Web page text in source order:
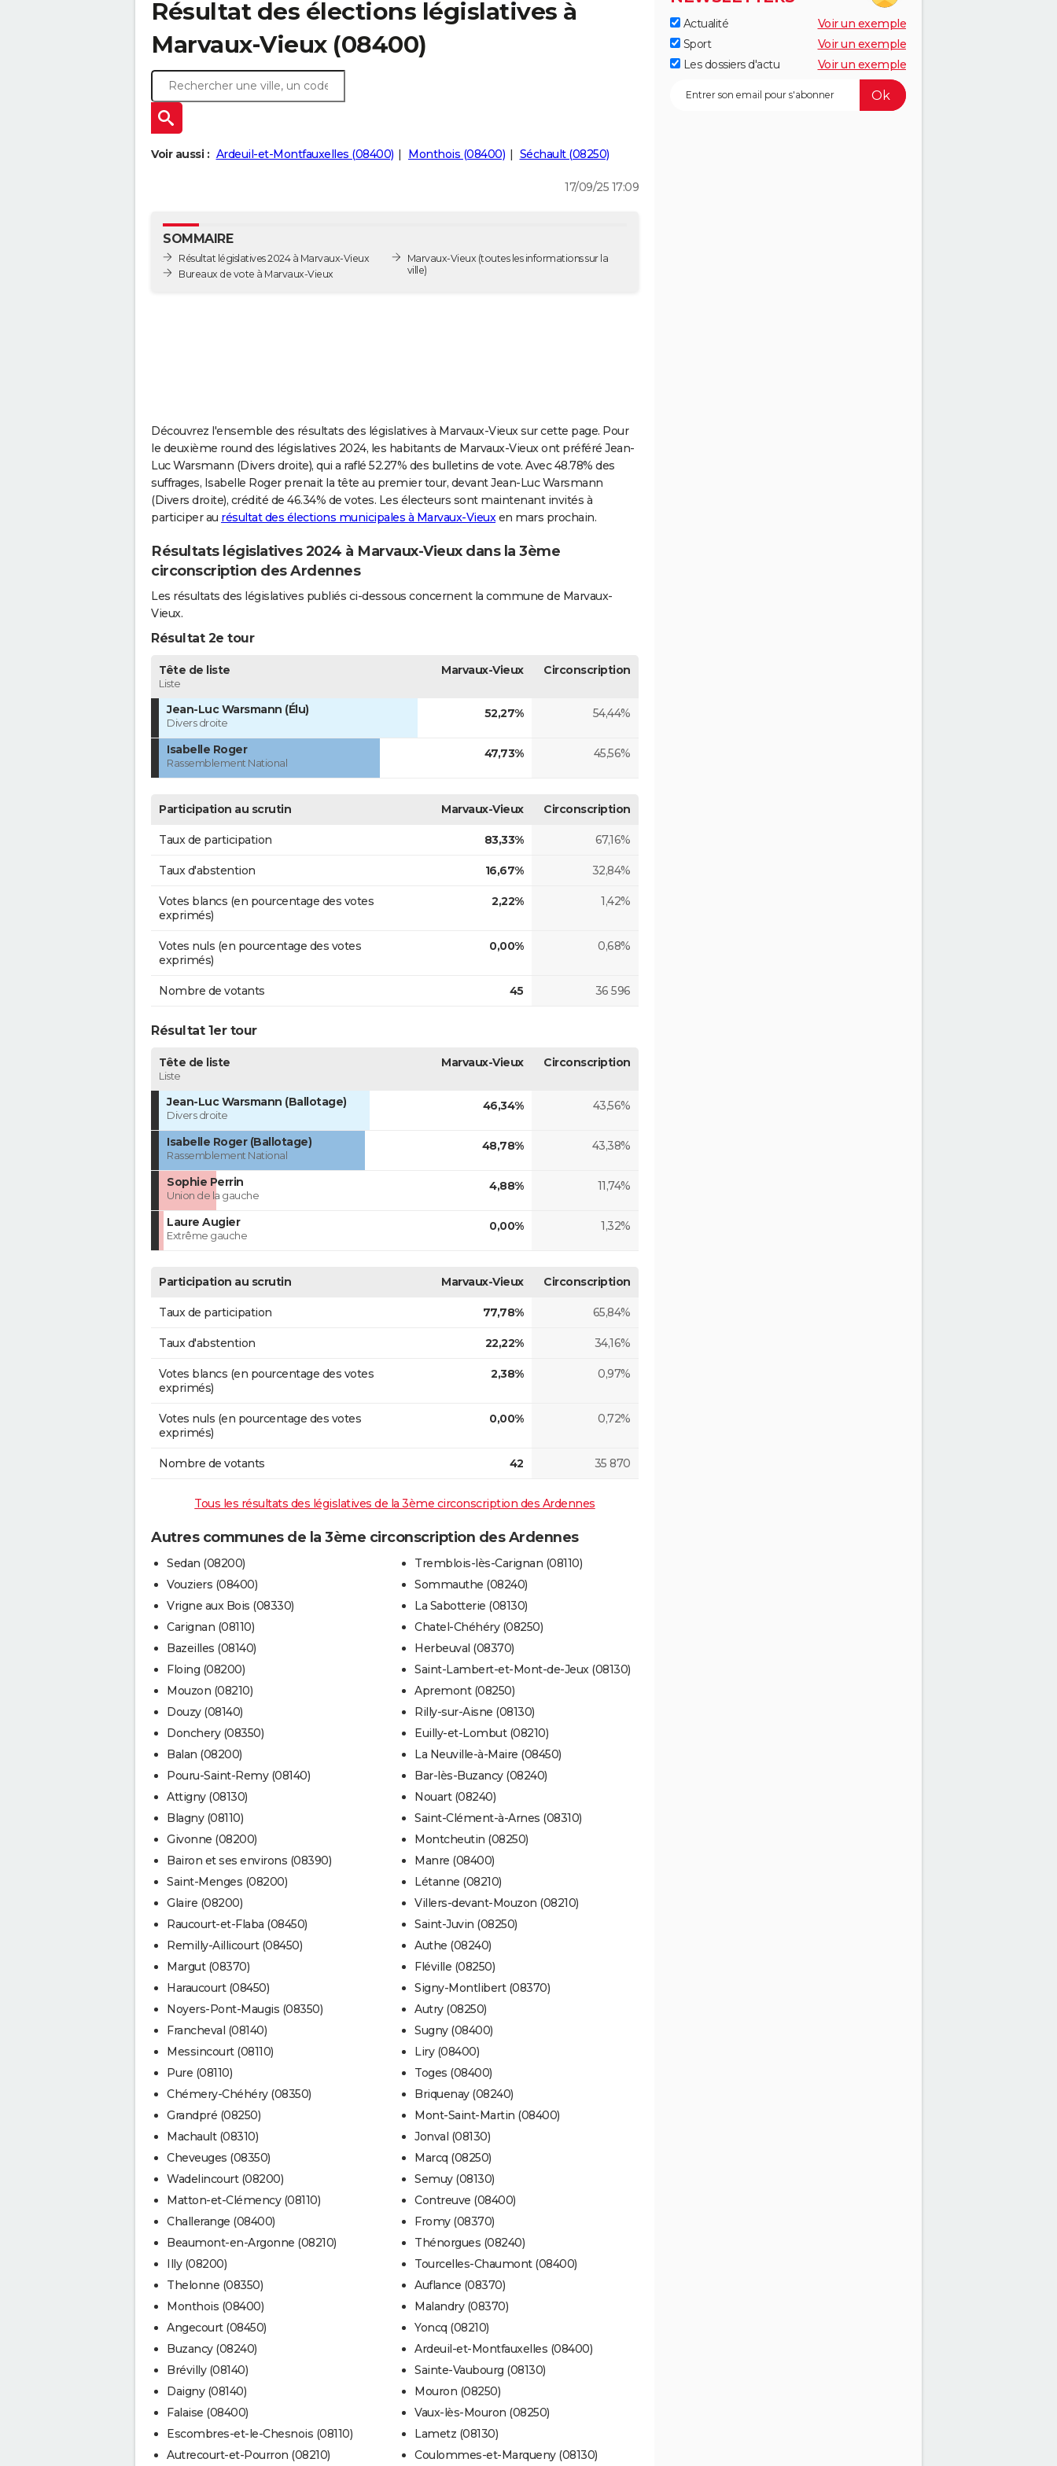
Résultat des élections législatives à
Marvaux-Vieux (08400)
Voir aussi : Ardeuil-et-Montfauxelles (08400) Monthois (08400) Séchault (08250)
17/09/25 17:09
SOMMAIRE
Résultat législatives 2024 à Marvaux-Vieux
Bureaux de vote à Marvaux-Vieux
Marvaux-Vieux (toutes les informations sur la
ville)
Découvrez l'ensemble des résultats des législatives à Marvaux-Vieux sur cette page. Pour
le deuxième round des législatives 2024, les habitants de Marvaux-Vieux ont préféré Jean-
Luc Warsmann (Divers droite), qui a raflé 52.27% des bulletins de vote. Avec 48.78% des
suffrages, Isabelle Roger prenait la tête au premier tour, devant Jean-Luc Warsmann
(Divers droite), crédité de 46.34% de votes. Les électeurs sont maintenant invités à
participer au résultat des élections municipales à Marvaux-Vieuxen mars prochain.
Résultats législatives 2024 à Marvaux-Vieux dans la 3ème
circonscription des Ardennes
Les résultats des législatives publiés ci-dessous concernent la commune de Marvaux-
Vieux.
Résultat 2e tour
Tête de liste
Liste
Marvaux-Vieux Circonscription
Jean-Luc Warsmann (Élu)
Divers droite
52,27% 54,44%
Isabelle Roger
Rassemblement National
47,73% 45,56%
Participation au scrutin Marvaux-Vieux Circonscription
Taux de participation 83,33% 67,16%
Taux d'abstention 16,67% 32,84%
Votes blancs (en pourcentage des votes
exprimés)
2,22% 1,42%
Votes nuls (en pourcentage des votes
exprimés)
0,00% 0,68%
Nombre de votants 45 36 596
Résultat 1er tour
Tête de liste
Liste
Marvaux-Vieux Circonscription
Jean-Luc Warsmann (Ballotage)
Divers droite
46,34% 43,56%
Isabelle Roger (Ballotage)
Rassemblement National
48,78% 43,38%
Sophie Perrin
Union de la gauche
4,88% 11,74%
Laure Augier
Extrême gauche
0,00% 1,32%
Participation au scrutin Marvaux-Vieux Circonscription
Taux de participation 77,78% 65,84%
Taux d'abstention 22,22% 34,16%
Votes blancs (en pourcentage des votes
exprimés)
2,38% 0,97%
Votes nuls (en pourcentage des votes
exprimés)
0,00% 0,72%
Nombre de votants 42 35 870
Tous les résultats des législatives de la 3ème circonscription des Ardennes
Autres communes de la 3ème circonscription des Ardennes
Sedan (08200)
Vouziers (08400)
Vrigne aux Bois (08330)
Carignan (08110)
Bazeilles (08140)
Floing (08200)
Mouzon (08210)
Douzy (08140)
Donchery (08350)
Balan (08200)
Pouru-Saint-Remy (08140)
Attigny (08130)
Blagny (08110)
Givonne (08200)
Bairon et ses environs (08390)
Saint-Menges (08200)
Glaire (08200)
Raucourt-et-Flaba (08450)
Remilly-Aillicourt (08450)
Margut (08370)
Haraucourt (08450)
Noyers-Pont-Maugis (08350)
Francheval (08140)
Messincourt (08110)
Pure (08110)
Chémery-Chéhéry (08350)
Grandpré (08250)
Machault (08310)
Cheveuges (08350)
Wadelincourt (08200)
Matton-et-Clémency (08110)
Challerange (08400)
Beaumont-en-Argonne (08210)
Illy (08200)
Thelonne (08350)
Monthois (08400)
Angecourt (08450)
Buzancy (08240)
Brévilly (08140)
Daigny (08140)
Falaise (08400)
Escombres-et-le-Chesnois (08110)
Autrecourt-et-Pourron (08210)
Tremblois-lès-Carignan (08110)
Sommauthe (08240)
La Sabotterie (08130)
Chatel-Chéhéry (08250)
Herbeuval (08370)
Saint-Lambert-et-Mont-de-Jeux (08130)
Apremont (08250)
Rilly-sur-Aisne (08130)
Euilly-et-Lombut (08210)
La Neuville-à-Maire (08450)
Bar-lès-Buzancy (08240)
Nouart (08240)
Saint-Clément-à-Arnes (08310)
Montcheutin (08250)
Manre (08400)
Létanne (08210)
Villers-devant-Mouzon (08210)
Saint-Juvin (08250)
Authe (08240)
Fléville (08250)
Signy-Montlibert (08370)
Autry (08250)
Sugny (08400)
Liry (08400)
Toges (08400)
Briquenay (08240)
Mont-Saint-Martin (08400)
Jonval (08130)
Marcq (08250)
Semuy (08130)
Contreuve (08400)
Fromy (08370)
Thénorgues (08240)
Tourcelles-Chaumont (08400)
Auflance (08370)
Malandry (08370)
Yoncq (08210)
Ardeuil-et-Montfauxelles (08400)
Sainte-Vaubourg (08130)
Mouron (08250)
Vaux-lès-Mouron (08250)
Lametz (08130)
Coulommes-et-Marqueny (08130)
Actualité
Voir un exemple
Sport
Voir un exemple
Les dossiers d'actu
Voir un exemple